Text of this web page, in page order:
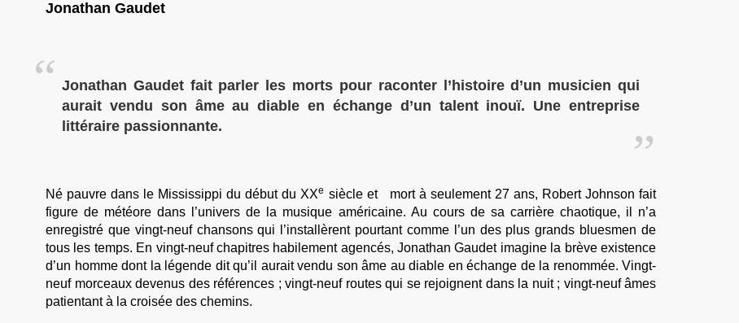
Jonathan Gaudet
Jonathan Gaudet fait parler les morts pour raconter l’histoire d’un musicien qui
aurait vendu son âme au diable en échange d’un talent inouï. Une entreprise
littéraire passionnante.
Né pauvre dans le Mississippi du début du XXe siècle et mort à seulement 27 ans, Robert Johnson fait
figure de météore dans l’univers de la musique américaine. Au cours de sa carrière chaotique, il n’a
enregistré que vingt-neuf chansons qui l’installèrent pourtant comme l’un des plus grands bluesmen de
tous les temps. En vingt-neuf chapitres habilement agencés, Jonathan Gaudet imagine la brève existence
d’un homme dont la légende dit qu’il aurait vendu son âme au diable en échange de la renommée. Vingt-
neuf morceaux devenus des références ; vingt-neuf routes qui se rejoignent dans la nuit ; vingt-neuf âmes
patientant à la croisée des chemins.